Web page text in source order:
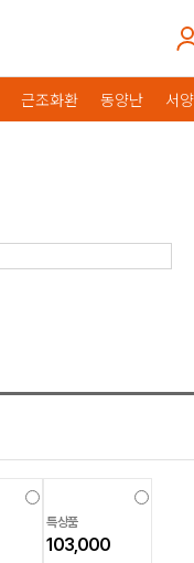
근조화환 동양난 서
특상품
103,000